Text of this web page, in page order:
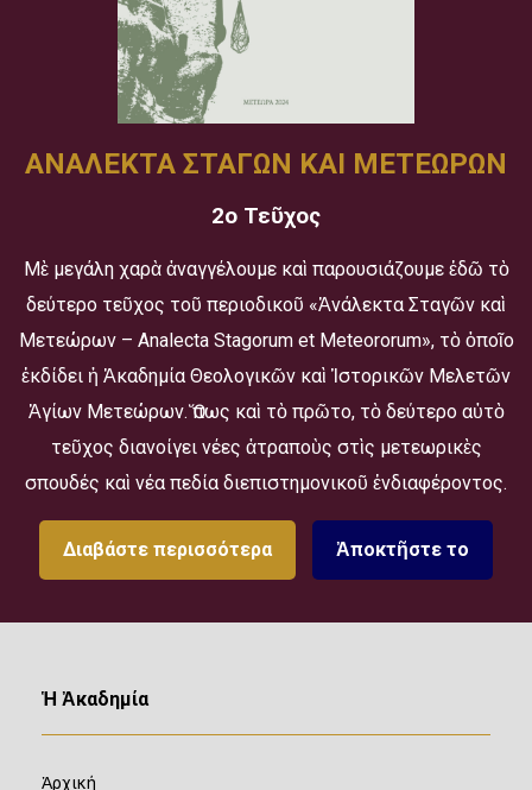
ΑΝΑΛΕΚΤΑ ΣΤΑΓΩΝ ΚΑΙ ΜΕΤΕΩΡΩΝ
2ο Τεῦχος
Μὲ μεγάλη χαρὰ ἀναγγέλουμε καὶ παρουσιάζουμε ἐδῶ τὸ
δεύτερο τεῦχος τοῦ περιοδικοῦ «Ἀνάλεκτα Σταγῶν καὶ
Μετεώρων – Analecta Stagorum et Meteororum», τὸ ὁποῖο
ἐκδίδει ἡ Ἀκαδημία Θεολογικῶν καὶ Ἱστορικῶν Μελετῶν
Ἁγίων Μετεώρων. Ὅπως καὶ τὸ πρῶτο, τὸ δεύτερο αὐτὸ
τεῦχος διανοίγει νέες ἀτραποὺς στὶς μετεωρικὲς
σπουδές καὶ νέα πεδία διεπιστημονικοῦ ἐνδιαφέροντος.
Διαβάστε περισσότερα Ἀποκτῆστε το
Ἡ Ἀκαδημία
Ἀρχική